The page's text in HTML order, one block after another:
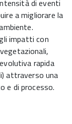
di eventi
a migliorare la
impatti con
rapida
attraverso una
e di processo.